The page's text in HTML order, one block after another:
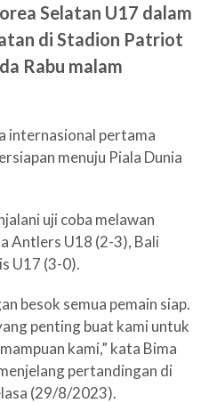
Selatan U17 dalam
di Stadion Patriot
Rabu malam
internasional pertama
menuju Piala Dunia
uji coba melawan
Antlers U18 (2-3), Bali
U17 (3-0).
besok semua pemain siap.
penting buat kami untuk
kami,” kata Bima
pertandingan di
(29/8/2023).